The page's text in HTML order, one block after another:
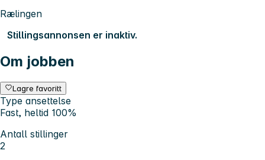
Rælingen
Stillingsannonsen er inaktiv.
Om jobben
Lagre favoritt
Type ansettelse
Fast, heltid 100%
Antall stillinger
2